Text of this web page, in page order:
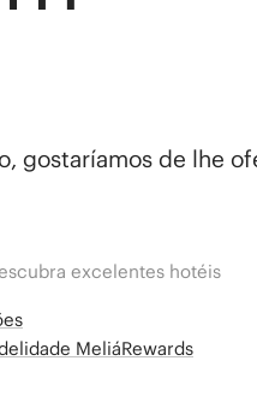
gostaríamos de lhe
excelentes hotéis
MeliáRewards